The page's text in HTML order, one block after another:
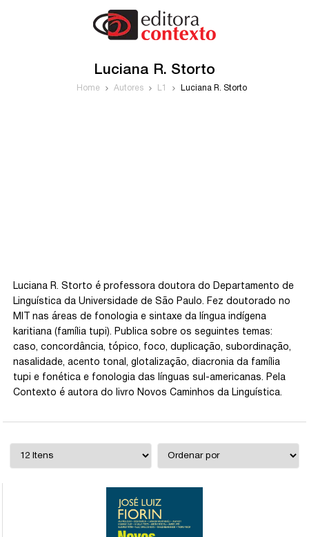
Luciana R. Storto
Home Autores L1 Luciana R. Storto
Luciana R. Storto é professora doutora do Departamento de
Linguística da Universidade de São Paulo. Fez doutorado no
MIT nas áreas de fonologia e sintaxe da língua indígena
karitiana (família tupi). Publica sobre os seguintes temas:
caso, concordância, tópico, foco, duplicação, subordinação,
nasalidade, acento tonal, glotalização, diacronia da família
tupi e fonética e fonologia das línguas sul-americanas. Pela
Contexto é autora do livro Novos Caminhos da Linguística.